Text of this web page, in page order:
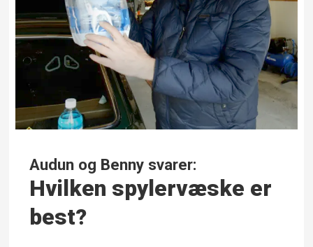
Audun og Benny svarer:
Hvilken spyler­væske er
best?